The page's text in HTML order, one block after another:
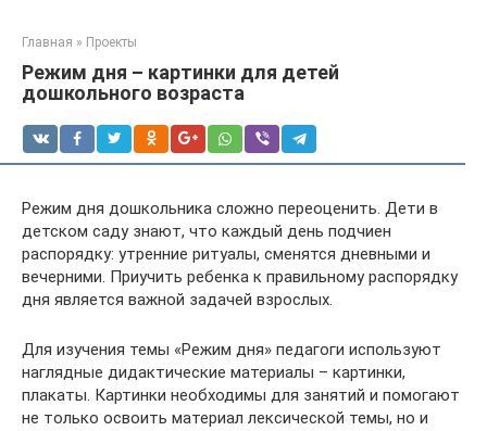
Главная » Проекты
Режим дня – картинки для детей
дошкольного возраста
Режим дня дошкольника сложно переоценить. Дети в
детском саду знают, что каждый день подчиен
распорядку: утренние ритуалы, сменятся дневными и
вечерними. Приучить ребенка к правильному распорядку
дня является важной задачей взрослых.
Для изучения темы «Режим дня» педагоги используют
наглядные дидактические материалы – картинки,
плакаты. Картинки необходимы для занятий и помогают
не только освоить материал лексической темы, но и